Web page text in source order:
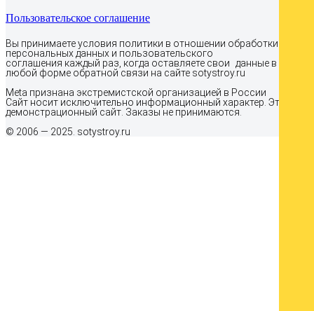
Пользовательское соглашение
Вы принимаете условия политики в отношении обработки
персональных данных и пользовательского
соглашения каждый раз, когда оставляете свои данные в
любой форме обратной связи на сайте sotystroy.ru
Meta признана экстремистcкой организацией в России
Сайт носит исключительно информационный характер. Это
демонстрационный сайт. Заказы не принимаются.
© 2006 — 2025. sotystroy.ru